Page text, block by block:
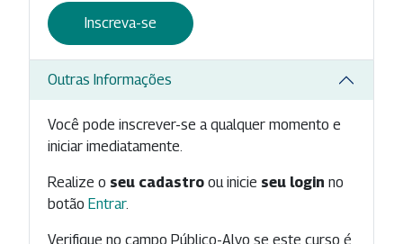
Inscreva-se
Outras Informações
Você pode inscrever-se a qualquer momento e
iniciar imediatamente.
Realize o seu cadastro ou inicie seu login no
botão Entrar.
Verifique no campo Público-Alvo se este curso é